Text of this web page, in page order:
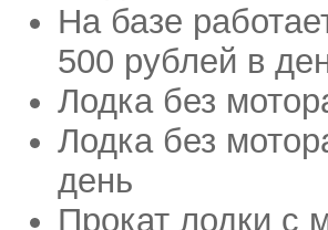
На базе
500 рублей в
Лодка без
Лодка без
день
Прокат лодки с